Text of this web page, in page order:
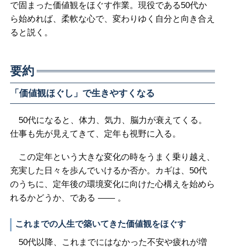
で固まった価値観をほぐす作業。現役である50代か
ら始めれば、柔軟な心で、変わりゆく自分と向き合え
ると説く。
要約
「価値観ほぐし」で生きやすくなる
50代になると、体力、気力、脳力が衰えてくる。
仕事も先が見えてきて、定年も視野に入る。
この定年という大きな変化の時をうまく乗り越え、
充実した日々を歩んでいけるか否か。カギは、50代
のうちに、定年後の環境変化に向けた心構えを始めら
れるかどうか、である ―― 。
これまでの人生で築いてきた価値観をほぐす
50代以降、これまでにはなかった不安や疲れが増